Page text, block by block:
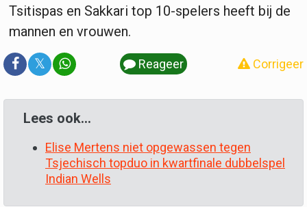
Tsitispas en Sakkari top 10-spelers heeft bij de
mannen en vrouwen.
𝕏 Reageer Corrigeer
Lees ook...
Elise Mertens niet opgewassen tegen
Tsjechisch topduo in kwartfinale dubbelspel
Indian Wells